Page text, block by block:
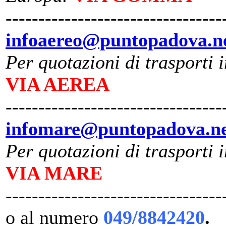
Per quotazioni di trasporti
VIA AEREA
Per quotazioni di trasporti
VIA MARE
o al numero 049/8842420.